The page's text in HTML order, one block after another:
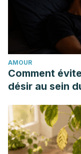
https://
adultos y niños :
Guia practica de
Gastroenterologia.
Paulina Canales,
crónica en el
https://doi.org/
Drugs and
Bethesda (MD):
Chamomile. 2021
AMOUR
Comment
désir au sein